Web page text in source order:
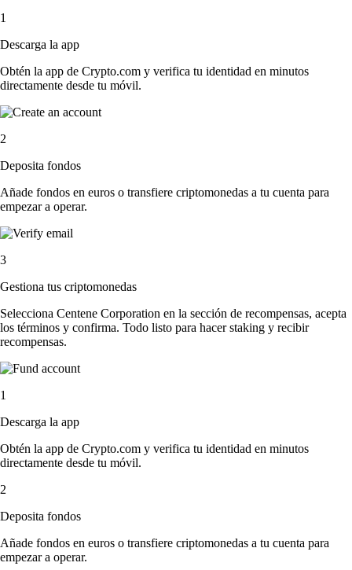
1
Descarga la app
Obtén la app de Crypto.com y verifica tu identidad en minutos
directamente desde tu móvil.
2
Deposita fondos
Añade fondos en euros o transfiere criptomonedas a tu cuenta para
empezar a operar.
3
Gestiona tus criptomonedas
Selecciona Centene Corporation en la sección de recompensas, acepta
los términos y confirma. Todo listo para hacer staking y recibir
recompensas.
1
Descarga la app
Obtén la app de Crypto.com y verifica tu identidad en minutos
directamente desde tu móvil.
2
Deposita fondos
Añade fondos en euros o transfiere criptomonedas a tu cuenta para
empezar a operar.